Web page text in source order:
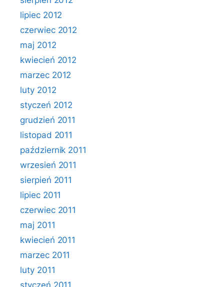
lipiec 2012
czerwiec 2012
maj 2012
kwiecień 2012
marzec 2012
luty 2012
styczeń 2012
grudzień 2011
listopad 2011
październik 2011
wrzesień 2011
sierpień 2011
lipiec 2011
czerwiec 2011
maj 2011
kwiecień 2011
marzec 2011
luty 2011
styczeń 2011